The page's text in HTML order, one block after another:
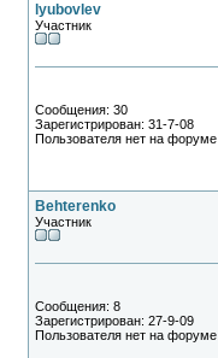
lyubovlev
Участник
Сообщения: 30
Зарегистрирован: 31-7-08
Пользователя нет на форуме
Behterenko
Участник
Сообщения: 8
Зарегистрирован: 27-9-09
Пользователя нет на форуме